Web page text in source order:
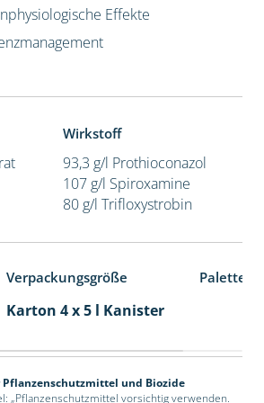
Effekte
Wirkstoff
93,3 g/l Prothioconazol
107 g/l Spiroxamine
80 g/l Trifloxystrobin
Verpackungsgröße
Karton 4 x 5 l Kanister
und Biozide
„Pflanzenschutzmittel vorsichtig verwenden.